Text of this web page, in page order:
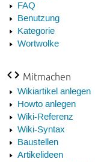
FAQ
Benutzung
Kategorie
Wortwolke
Mitmachen
Wikiartikel anlegen
Howto anlegen
Wiki-Referenz
Wiki-Syntax
Baustellen
Artikelideen